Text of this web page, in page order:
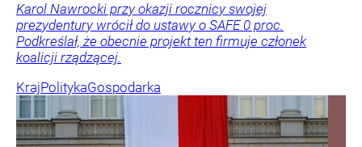
Karol Nawrocki przy okazji rocznicy swojej
prezydentury wrócił do ustawy o SAFE 0 proc.
Podkreślał, że obecnie projekt ten firmuje członek
koalicji rządzącej.
KrajPolitykaGospodarka